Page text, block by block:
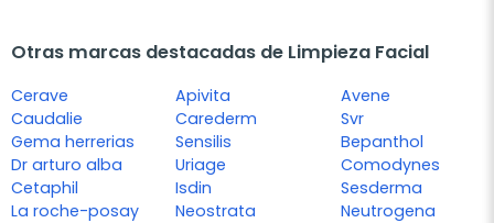
Otras marcas destacadas de Limpieza Facial
Cerave
Caudalie
Gema herrerias
Dr arturo alba
Cetaphil
La roche-posay
Apivita
Carederm
Sensilis
Uriage
Isdin
Neostrata
Avene
Svr
Bepanthol
Comodynes
Sesderma
Neutrogena